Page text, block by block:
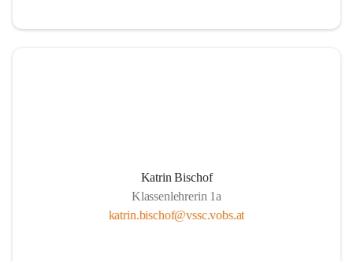
Katrin Bischof
Klassenlehrerin 1a
katrin.bischof@vssc.vobs.at